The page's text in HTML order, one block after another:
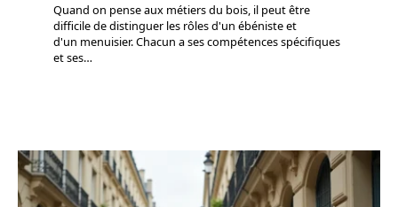
Quand on pense aux métiers du bois, il peut être
difficile de distinguer les rôles d'un ébéniste et
d'un menuisier. Chacun a ses compétences spécifiques
et ses…